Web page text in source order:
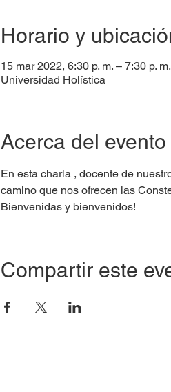
Horario y
15 mar 2022, 6:30 p. m. – 7:30 p.
Universidad Holística
Acerca del evento
En esta charla , docente de
camino que nos ofrecen las
Bienvenidas y bienvenidos!
Compartir este